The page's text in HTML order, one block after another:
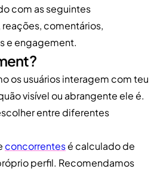
com as seguintes
comentários,
e engagement.
os usuários interagem com teu
visível ou abrangente ele é.
entre diferentes
concorrentesé calculado de
perfil. Recomendamos